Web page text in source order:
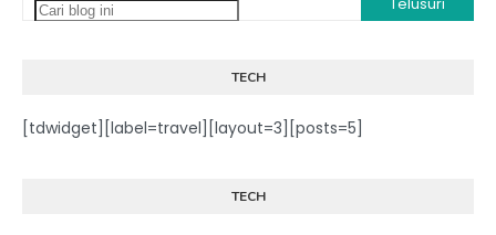
TECH
[tdwidget][label=travel][layout=3][posts=5]
TECH